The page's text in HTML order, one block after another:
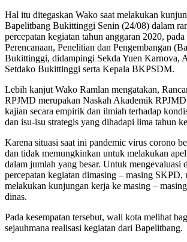
Hal itu ditegaskan Wako saat melakukan
Bapelitbang Bukittinggi Senin (24/08) dalam
percepatan kegiatan tahun anggaran 2020,
Perencanaan, Penelitian dan Pengembangan
Bukittinggi, didampingi Sekda Yuen Karnova,
Setdako Bukittinggi serta Kepala BKPSDM.
Lebih kanjut Wako Ramlan mengatakan,
RPJMD merupakan Naskah Akademik
kajian secara empirik dan ilmiah terhadap
dan isu-isu strategis yang dihadapi lima tahun
Karena situasi saat ini pandemic virus corono
dan tidak memungkinkan untuk melakukan
dalam jumlah yang besar. Untuk mengevaluasi
percepatan kegiatan dimasing – masing
melakukan kunjungan kerja ke masing –
dinas.
Pada kesempatan tersebut, wali kota melihat
sejauhmana realisasi kegiatan dari Bapelitbang.